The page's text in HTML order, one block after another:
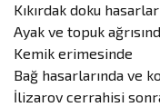
Kıkırdak doku
Ayak ve topuk
Kemik erimesinde
Bağ hasarlarında ve
İlizarov cerrahisi